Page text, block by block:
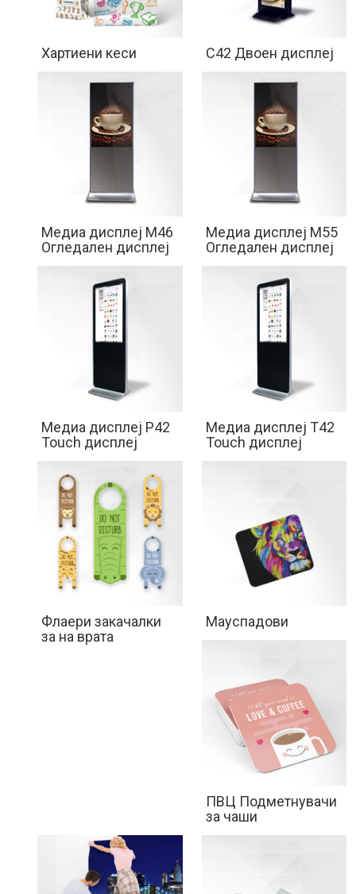
Хартиени кеси C42 Двоен дисплеј
Медиа дисплеј M46
Огледален дисплеј
Медиа дисплеј M55
Огледален дисплеј
Медиа дисплеј P42
Touch дисплеј
Медиа дисплеј Т42
Touch дисплеј
Флаери закачалки
за на врата
Мауспадови
ПВЦ Подметнувачи
за чаши